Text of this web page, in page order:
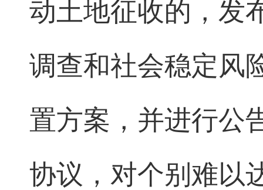
动土地征收的，发
调查和社会稳定风
置方案，并进行公
协议，对个别难以